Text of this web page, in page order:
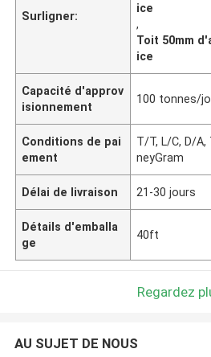
Surligner:
ice
,
Toit 50mm
ice
Capacité d'approv
isionnement
100 tonnes/
Conditions de pai
ement
T/T, L/C, D/
neyGram
Délai de livraison 21-30 jours
Détails d'emballa
ge
40ft
Regardez
AU SUJET DE NOUS